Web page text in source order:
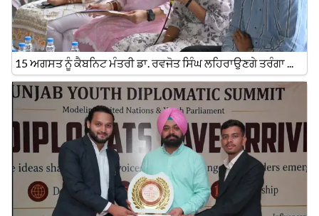
15 ਅਗਸਤ ਨੂੰ ਕੈਬਨਿਟ ਮੰਤਰੀ ਡਾ. ਰਵਜੋਤ ਸਿੰਘ ਲਹਿਰਾਉਣਗੇ ਤਰੰਗਾ ...